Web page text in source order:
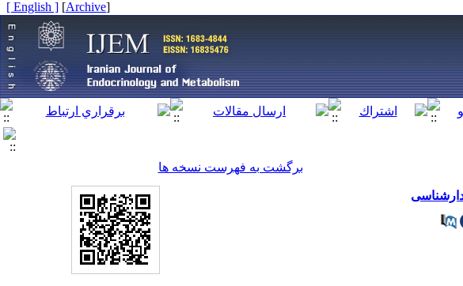
[
Archive
]
[ English ]
برگشت به فهرست نسخه ها